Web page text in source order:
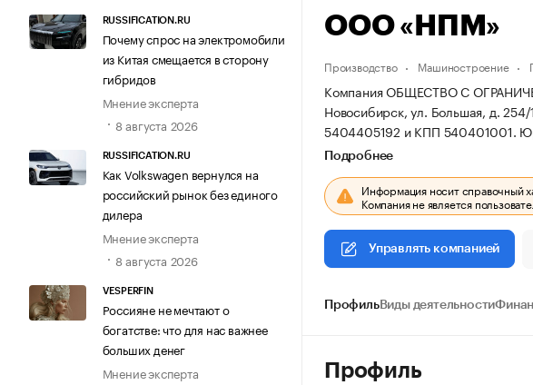
RUSSIFICATION.RU
Почему спрос на электромобили
из Китая смещается в сторону
гибридов
Мнение эксперта
8 августа 2026
RUSSIFICATION.RU
Как Volkswagen вернулся на
российский рынок без единого
дилера
Мнение эксперта
8 августа 2026
VESPERFIN
Россияне не мечтают о
богатстве: что для нас важнее
больших денег
Мнение эксперта
ООО «НПМ»
Производство Машиностроение
Компания ОБЩЕСТВО С
Новосибирск, ул. Большая, д. 254/
5404405192 и КПП 540401001.
Подробнее
Информация носит справочный
Компания не является
Управлять компанией
ПрофильВиды деятельности
Профиль